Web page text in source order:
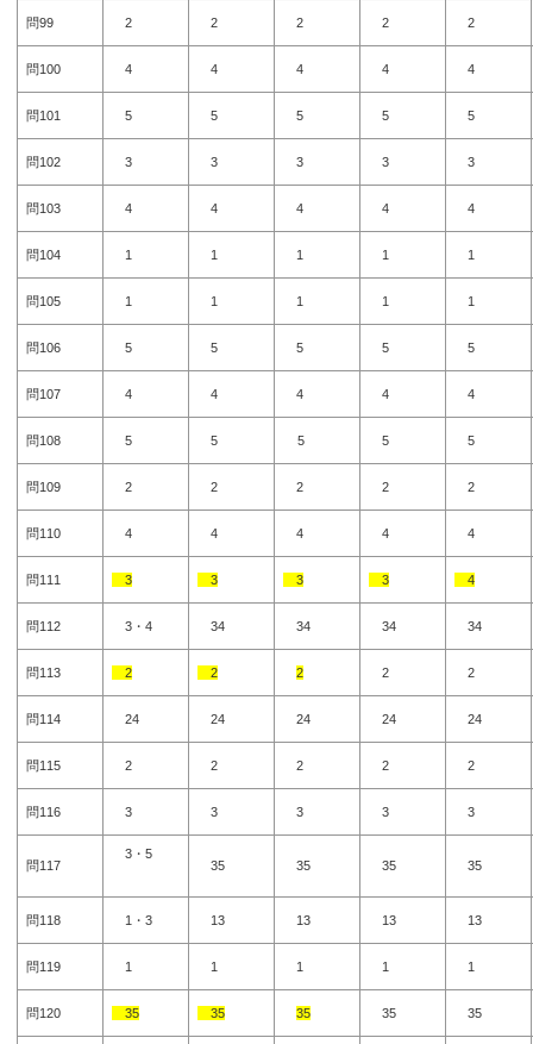
問99 2 2 2 2 2
問100 4 4 4 4 4
問101 5 5 5 5 5
問102 3 3 3 3 3
問103 4 4 4 4 4
問104 1 1 1 1 1
問105 1 1 1 1 1
問106 5 5 5 5 5
問107 4 4 4 4 4
問108 5 5 5 5 5
問109 2 2 2 2 2
問110 4 4 4 4 4
問111 3 3 3 3 4
問112 3・4 34 34 34 34
問113 2 2 2 2 2
問114 24 24 24 24 24
問115 2 2 2 2 2
問116 3 3 3 3 3
問117
3・5
35
35 35 35
問118 1・3 13 13 13 13
問119 1 1 1 1 1
問120 35 35 35 35 35